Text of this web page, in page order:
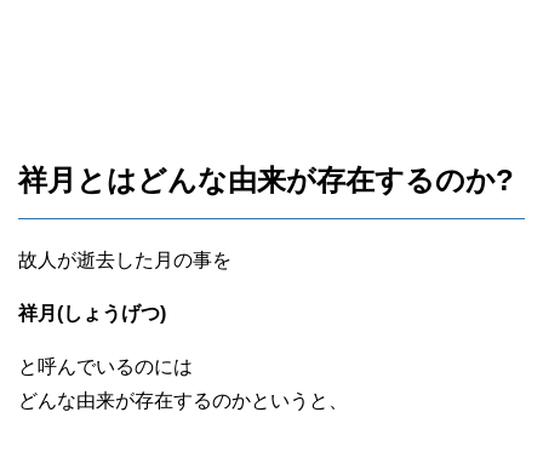
祥月とはどんな由来が存在するのか?
故人が逝去した月の事を
祥月(しょうげつ)
と呼んでいるのには
どんな由来が存在するのかというと、